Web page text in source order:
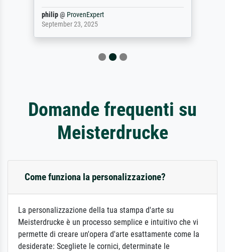
philip@ ProvenExpert
September 23, 2025
Domande frequenti su
Meisterdrucke
Come funziona la personalizzazione?
La personalizzazione della tua stampa d'arte su
Meisterdrucke è un processo semplice e intuitivo che vi
permette di creare un'opera d'arte esattamente come la
desiderate: Scegliete le cornici, determinate le